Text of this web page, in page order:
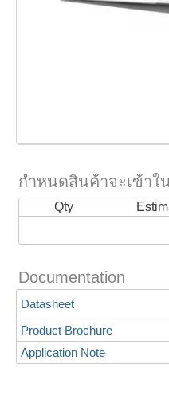
กำหนดสินค้าจะเข้าใ
Qty
Documentation
Datasheet
Product Brochure
Application Note